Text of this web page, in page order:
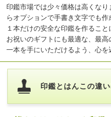
印鑑市場では少々価格は高くな
らオプションで手書き文字でも
１本だけの安全な印鑑を作るこ
お祝いのギフトにも最適な、最
一本を手にいただけるよう、心を
印鑑とはんこの違い